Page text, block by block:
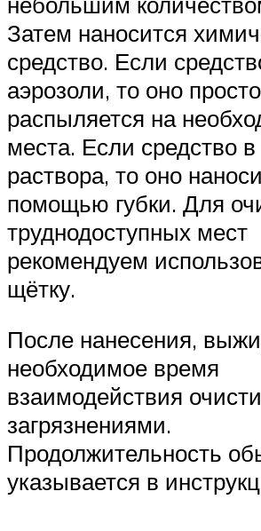
Затем наносится
средство. Если
аэрозоли, то оно просто
распыляется на
места. Если средство
раствора, то оно
помощью губки. Для
труднодоступных мест
рекомендуем
щётку.
После нанесения,
необходимое время
взаимодействия
загрязнениями.
Продолжительность
указывается в